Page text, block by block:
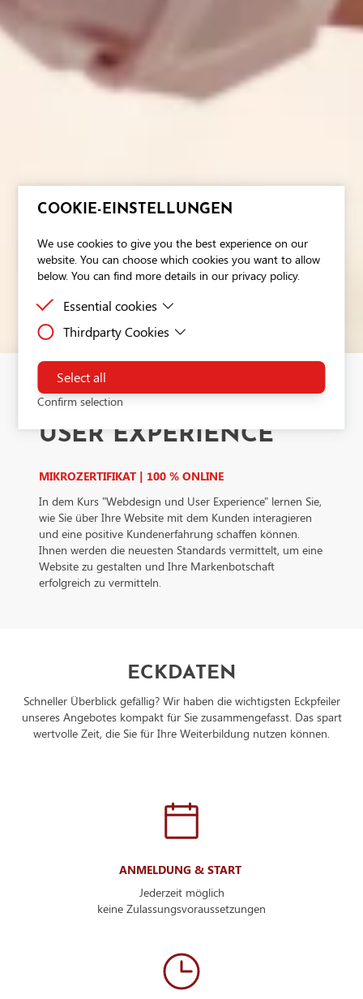
COOKIE-EINSTELLUNGEN
We use cookies to give you the best experience on our
website. You can choose which cookies you want to allow
below. You can find more details in our privacy policy.
Essential cookies
Essential cookies are cookies that are needed for the
Thirdparty Cookies
Third-party cookies are cookies set by third-party
software to enable features such as Google Maps.
Select all
Confirm selection
WEBDESIGN UND
USER EXPERIENCE
MIKROZERTIFIKAT | 100 % ONLINE
In dem Kurs "Webdesign und User Experience" lernen Sie,
wie Sie über Ihre Website mit dem Kunden interagieren
und eine positive Kundenerfahrung schaffen können.
Ihnen werden die neuesten Standards vermittelt, um eine
Website zu gestalten und Ihre Markenbotschaft
erfolgreich zu vermitteln.
ECKDATEN
Schneller Überblick gefällig? Wir haben die wichtigsten Eckpfeiler
unseres Angebotes kompakt für Sie zusammengefasst. Das spart
wertvolle Zeit, die Sie für Ihre Weiterbildung nutzen können.
ANMELDUNG & START
Jederzeit möglich
keine Zulassungsvoraussetzungen